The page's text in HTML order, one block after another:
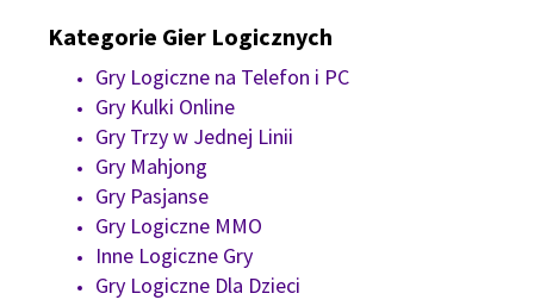
Kategorie Gier Logicznych
Gry Logiczne na Telefon i PC
Gry Kulki Online
Gry Trzy w Jednej Linii
Gry Mahjong
Gry Pasjanse
Gry Logiczne MMO
Inne Logiczne Gry
Gry Logiczne Dla Dzieci